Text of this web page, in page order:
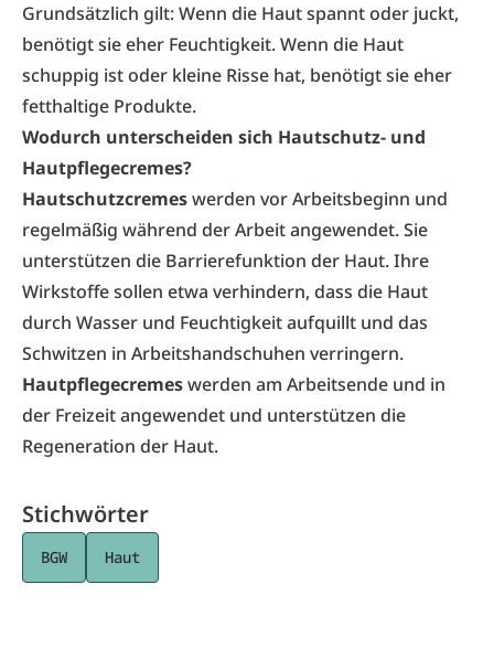
Grundsätzlich gilt: Wenn die Haut spannt oder juckt,
benötigt sie eher Feuchtigkeit. Wenn die Haut
schuppig ist oder kleine Risse hat, benötigt sie eher
fetthaltige Produkte.
Wodurch unterscheiden sich Hautschutz- und
Hautpflegecremes?
Hautschutzcremeswerden vor Arbeitsbeginn und
regelmäßig während der Arbeit angewendet. Sie
unterstützen die Barrierefunktion der Haut. Ihre
Wirkstoffe sollen etwa verhindern, dass die Haut
durch Wasser und Feuchtigkeit aufquillt und das
Schwitzen in Arbeitshandschuhen verringern.
Hautpflegecremeswerden am Arbeitsende und in
der Freizeit angewendet und unterstützen die
Regeneration der Haut.
Stichwörter
BGW Haut